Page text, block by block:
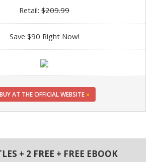
Retail: $209.99
Save $90 Right Now!
BUY AT THE OFFICIAL WEBSITE »
+ 2 FREE + FREE EBOOK